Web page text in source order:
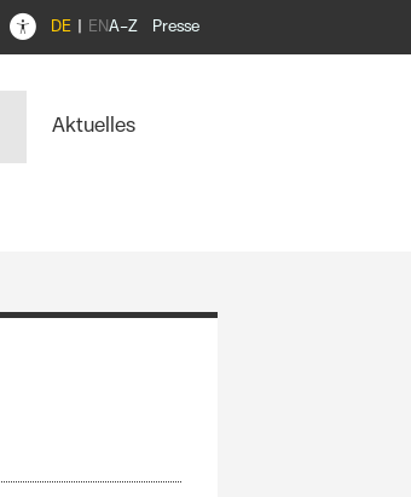
A–Z Presse
DE EN
Aktuelles